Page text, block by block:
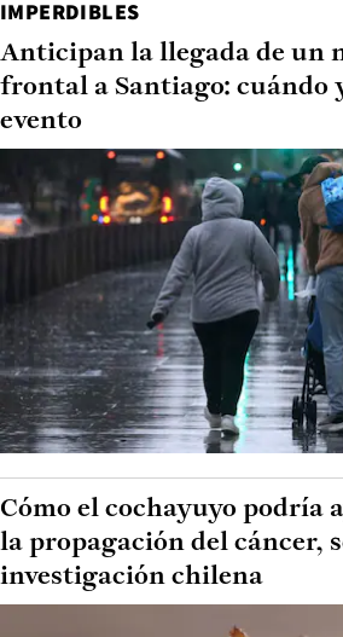
IMPERDIBLES
Anticipan la llegada de un
frontal a Santiago: cuándo
evento
Cómo el cochayuyo podría
la propagación del cáncer,
investigación chilena